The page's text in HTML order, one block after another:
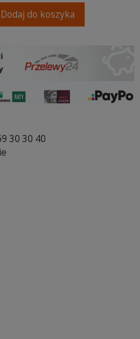
Dodaj do koszyka
30 30 40